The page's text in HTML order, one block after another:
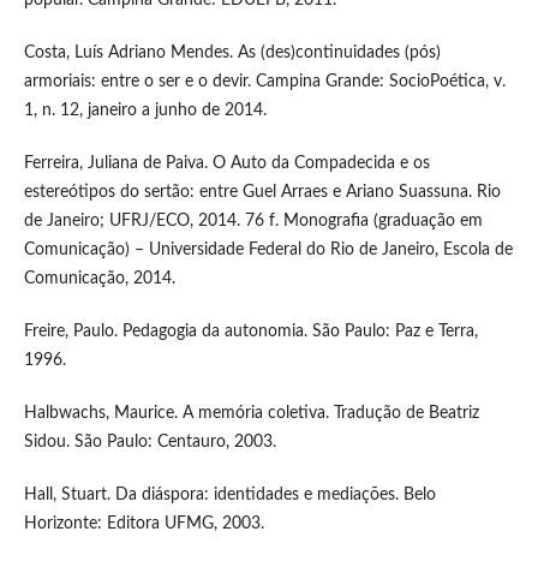
Costa, Luís Adriano Mendes. As (des)continuidades (pós)
armoriais: entre o ser e o devir. Campina Grande: SocioPoética, v.
1, n. 12, janeiro a junho de 2014.
Ferreira, Juliana de Paiva. O Auto da Compadecida e os
estereótipos do sertão: entre Guel Arraes e Ariano Suassuna. Rio
de Janeiro; UFRJ/ECO, 2014. 76 f. Monografia (graduação em
Comunicação) – Universidade Federal do Rio de Janeiro, Escola de
Comunicação, 2014.
Freire, Paulo. Pedagogia da autonomia. São Paulo: Paz e Terra,
1996.
Halbwachs, Maurice. A memória coletiva. Tradução de Beatriz
Sidou. São Paulo: Centauro, 2003.
Hall, Stuart. Da diáspora: identidades e mediações. Belo
Horizonte: Editora UFMG, 2003.